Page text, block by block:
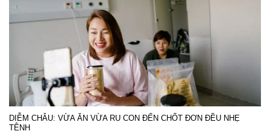
DIỄM CHÂU: VỪA ĂN VỪA RU CON ĐẾN CHỐT ĐƠN ĐỀU NHẸ
TÊNH